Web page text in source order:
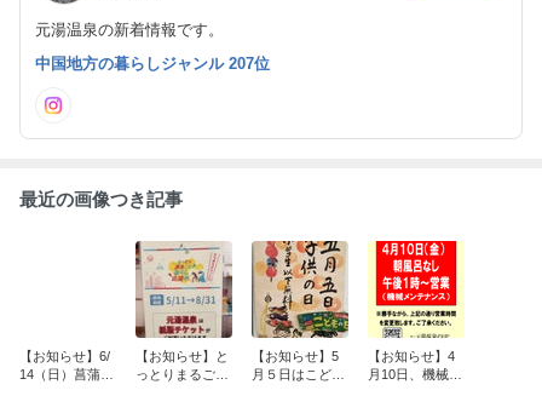
元湯温泉の新着情報です。
中国地方の暮らしジャンル 207位
最近の画像つき記事
【お知らせ】6/
14（日）菖蒲
【お知らせ】と
っとりまるごと
【お知らせ】5
月５日はこども
【お知らせ】4
月10日、機械の